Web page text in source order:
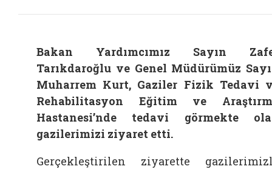
Bakan Yardımcımız Sayın
Tarıkdaroğlu ve Genel Müdürümüz
Muharrem Kurt, Gaziler Fizik Tedavi
Rehabilitasyon Eğitim ve
Hastanesi’nde tedavi görmekte
gazilerimizi ziyaret etti.
Gerçekleştirilen ziyarette